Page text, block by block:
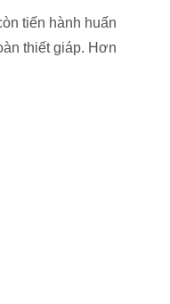
tiến hành huấn
thiết giáp. Hơn